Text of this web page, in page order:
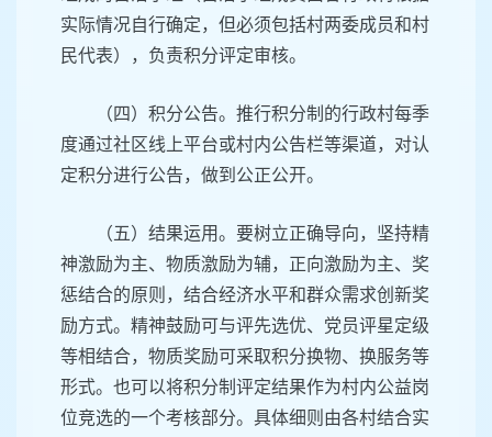
实际情况自行确定，但必须包括村两委成员和村
民代表），负责积分评定审核。
（四）积分公告。推行积分制的行政村每季
度通过社区线上平台或村内公告栏等渠道，对认
定积分进行公告，做到公正公开。
（五）结果运用。要树立正确导向，坚持精
神激励为主、物质激励为辅，正向激励为主、奖
惩结合的原则，结合经济水平和群众需求创新奖
励方式。精神鼓励可与评先选优、党员评星定级
等相结合，物质奖励可采取积分换物、换服务等
形式。也可以将积分制评定结果作为村内公益岗
位竞选的一个考核部分。具体细则由各村结合实